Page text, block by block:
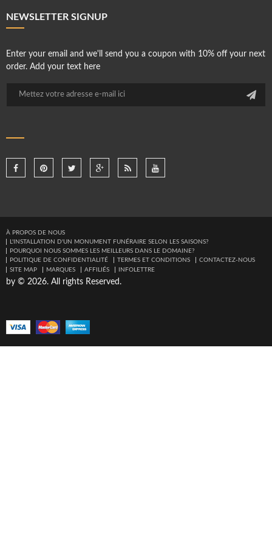
NEWSLETTER SIGNUP
Enter your email and we'll send you a coupon with 10% off your next
order. Add your text here
À PROPOS DE NOUS
L'INSTALLATION D'UN MONUMENT FUNÉRAIRE SELON LES SAISONS?
POURQUOI NOUS SOMMES LES MEILLEURS DANS LE DOMAINE?
POLITIQUE DE CONFIDENTIALITÉ
TERMES ET CONDITIONS
CONTACTEZ-NOUS
SITE MAP
MARQUES AFFILIÉS INFOLETTRE
by © 2026. All rights Reserved.